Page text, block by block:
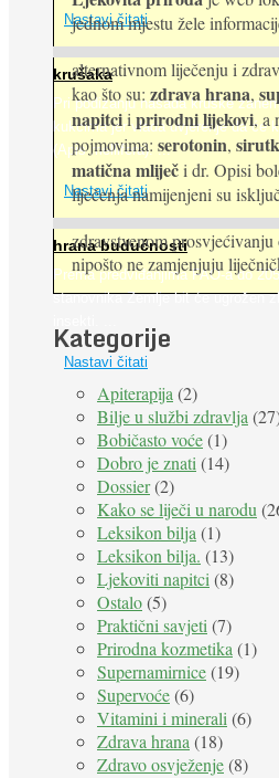
Nastavi čitati
krušaka
Pri podizanju nasada kruške
kukcima jer vlada uvjerenje da će
(Apis mellifera). ...
Nastavi čitati
hrana budućnosti
Prema predviđanjima FAO-a do
stanovnika Zemlje bit će ugrožen
Nastavi čitati
jednom mjestu žele
alternativnom liječenju i
kao što su: zdrava hrana,
napitciiprirodni lijekovi, a
pojmovima: serotonin,
matična mliječi dr. Opisi
liječenja namijenjeni su
zdravstvenom
nipošto ne zamjenjuju
Kategorije
Apiterapija(2)
Bilje u službi zdravlja
Bobičasto voće(1)
Dobro je znati(14)
Dossier(2)
Kako se liječi u narodu
Leksikon bilja(1)
Leksikon bilja. (13)
Ljekoviti napitci(8)
Ostalo(5)
Praktični savjeti(7)
Prirodna kozmetika(1)
Supernamirnice(19)
Supervoće(6)
Vitamini i minerali(6)
Zdrava hrana(18)
Zdravo osvježenje(8)